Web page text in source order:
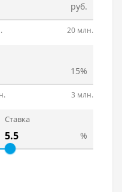
руб.
20 млн.
15%
3 млн.
Ставка
%